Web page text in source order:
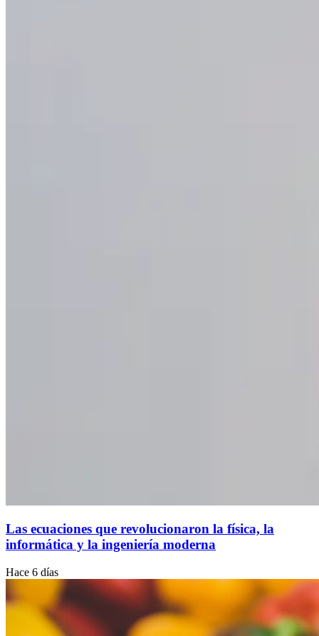
Las ecuaciones que revolucionaron la física, la
informática y la ingeniería moderna
Hace 6 días